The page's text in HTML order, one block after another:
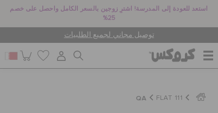
استعد للعودة إلى المدرسة! اشترِ زوجين بالسعر الكامل واحصل على خصم
25%
توصيل مجاني لجميع الطلبيات
FLAT 111
QA